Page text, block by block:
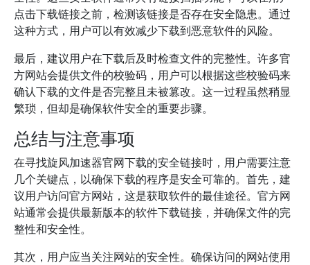
点击下载链接之前，检测该链接是否存在安全隐患。通过
这种方式，用户可以有效减少下载到恶意软件的风险。
最后，建议用户在下载后及时检查文件的完整性。许多官
方网站会提供文件的校验码，用户可以根据这些校验码来
确认下载的文件是否完整且未被篡改。这一过程虽然稍显
繁琐，但却是确保软件安全的重要步骤。
总结与注意事项
在寻找旋风加速器官网下载的安全链接时，用户需要注意
几个关键点，以确保下载的程序是安全可靠的。首先，建
议用户访问官方网站，这是获取软件的最佳途径。官方网
站通常会提供最新版本的软件下载链接，并确保文件的完
整性和安全性。
其次，用户应当关注网站的安全性。确保访问的网站使用